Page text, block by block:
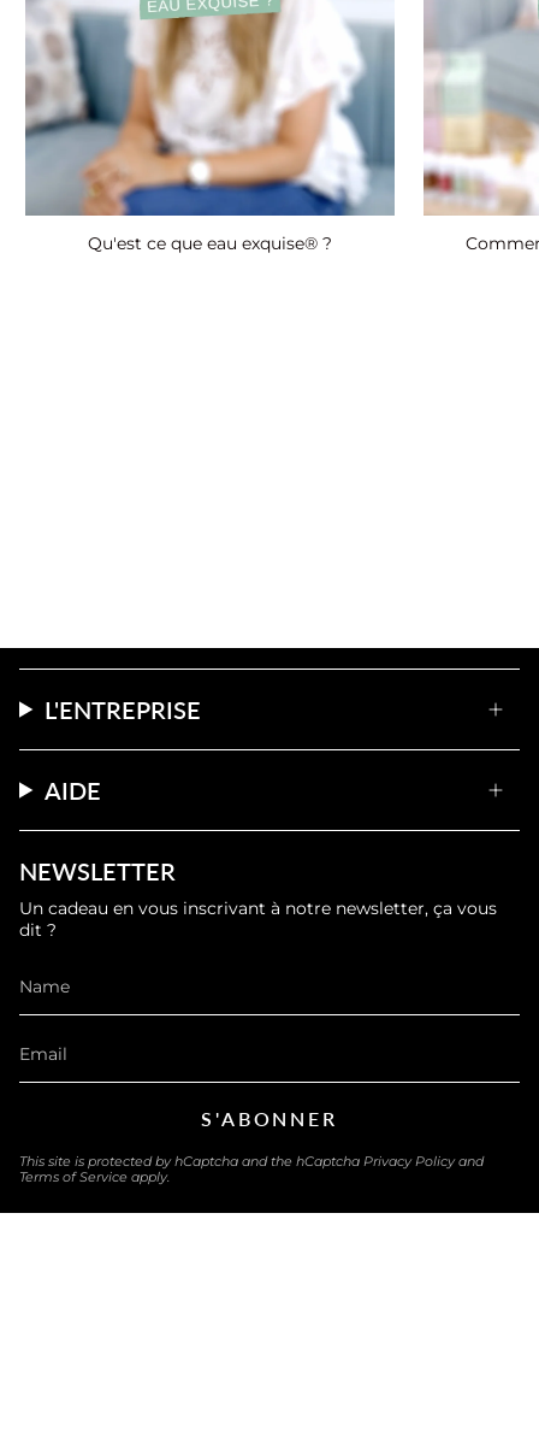
Qu'est ce que eau exquise® ?
L'ENTREPRISE
AIDE
NEWSLETTER
Un cadeau en vous inscrivant à notre newsletter, ça vous
dit ?
S'ABONNER
This site is protected by hCaptcha and the hCaptcha Privacy Policyand
Terms of Service apply.